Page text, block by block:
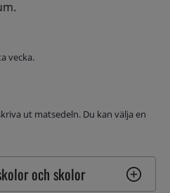
vecka.
ut matsedeln. Du kan välja en
och skolor